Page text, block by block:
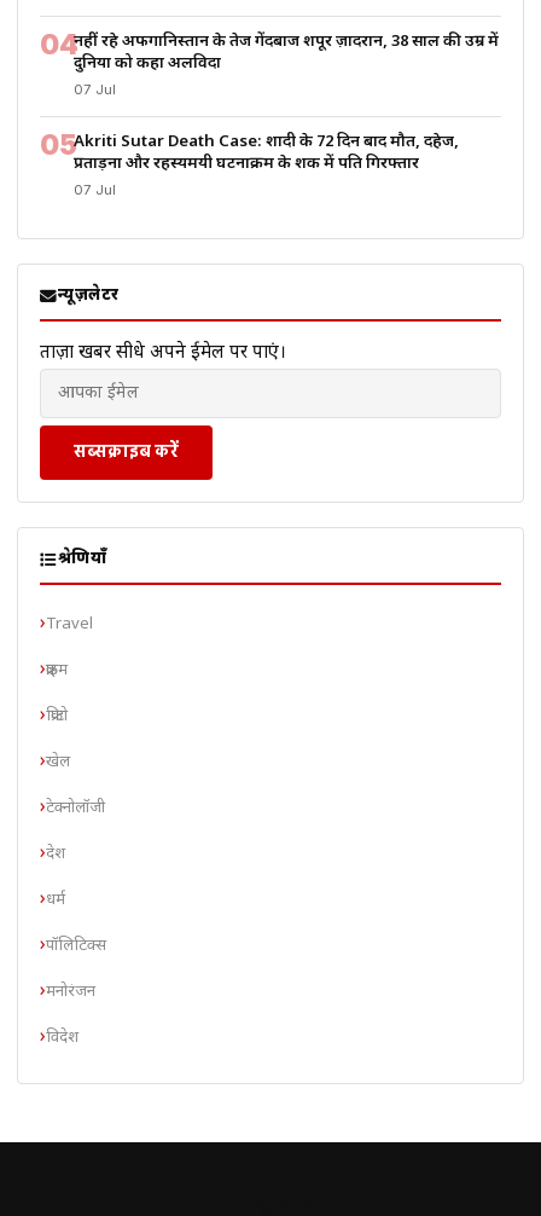
04नहीं रहे अफगानिस्तान के तेज गेंदबाज शपूर ज़ादरान, 38 साल की उम्र में
दुनिया को कहा अलविदा
07 Jul
05Akriti Sutar Death Case: शादी के 72 दिन बाद मौत, दहेज,
प्रताड़ना और रहस्यमयी घटनाक्रम के शक में पति गिरफ्तार
07 Jul
न्यूज़लेटर
ताज़ा खबरें सीधे अपने ईमेल पर पाएं।
सब्सक्राइब करें
श्रेणियाँ
Travel
क्राइम
क्रिप्टो
खेल
टेक्नोलॉजी
देश
धर्म
पॉलिटिक्स
मनोरंजन
विदेश